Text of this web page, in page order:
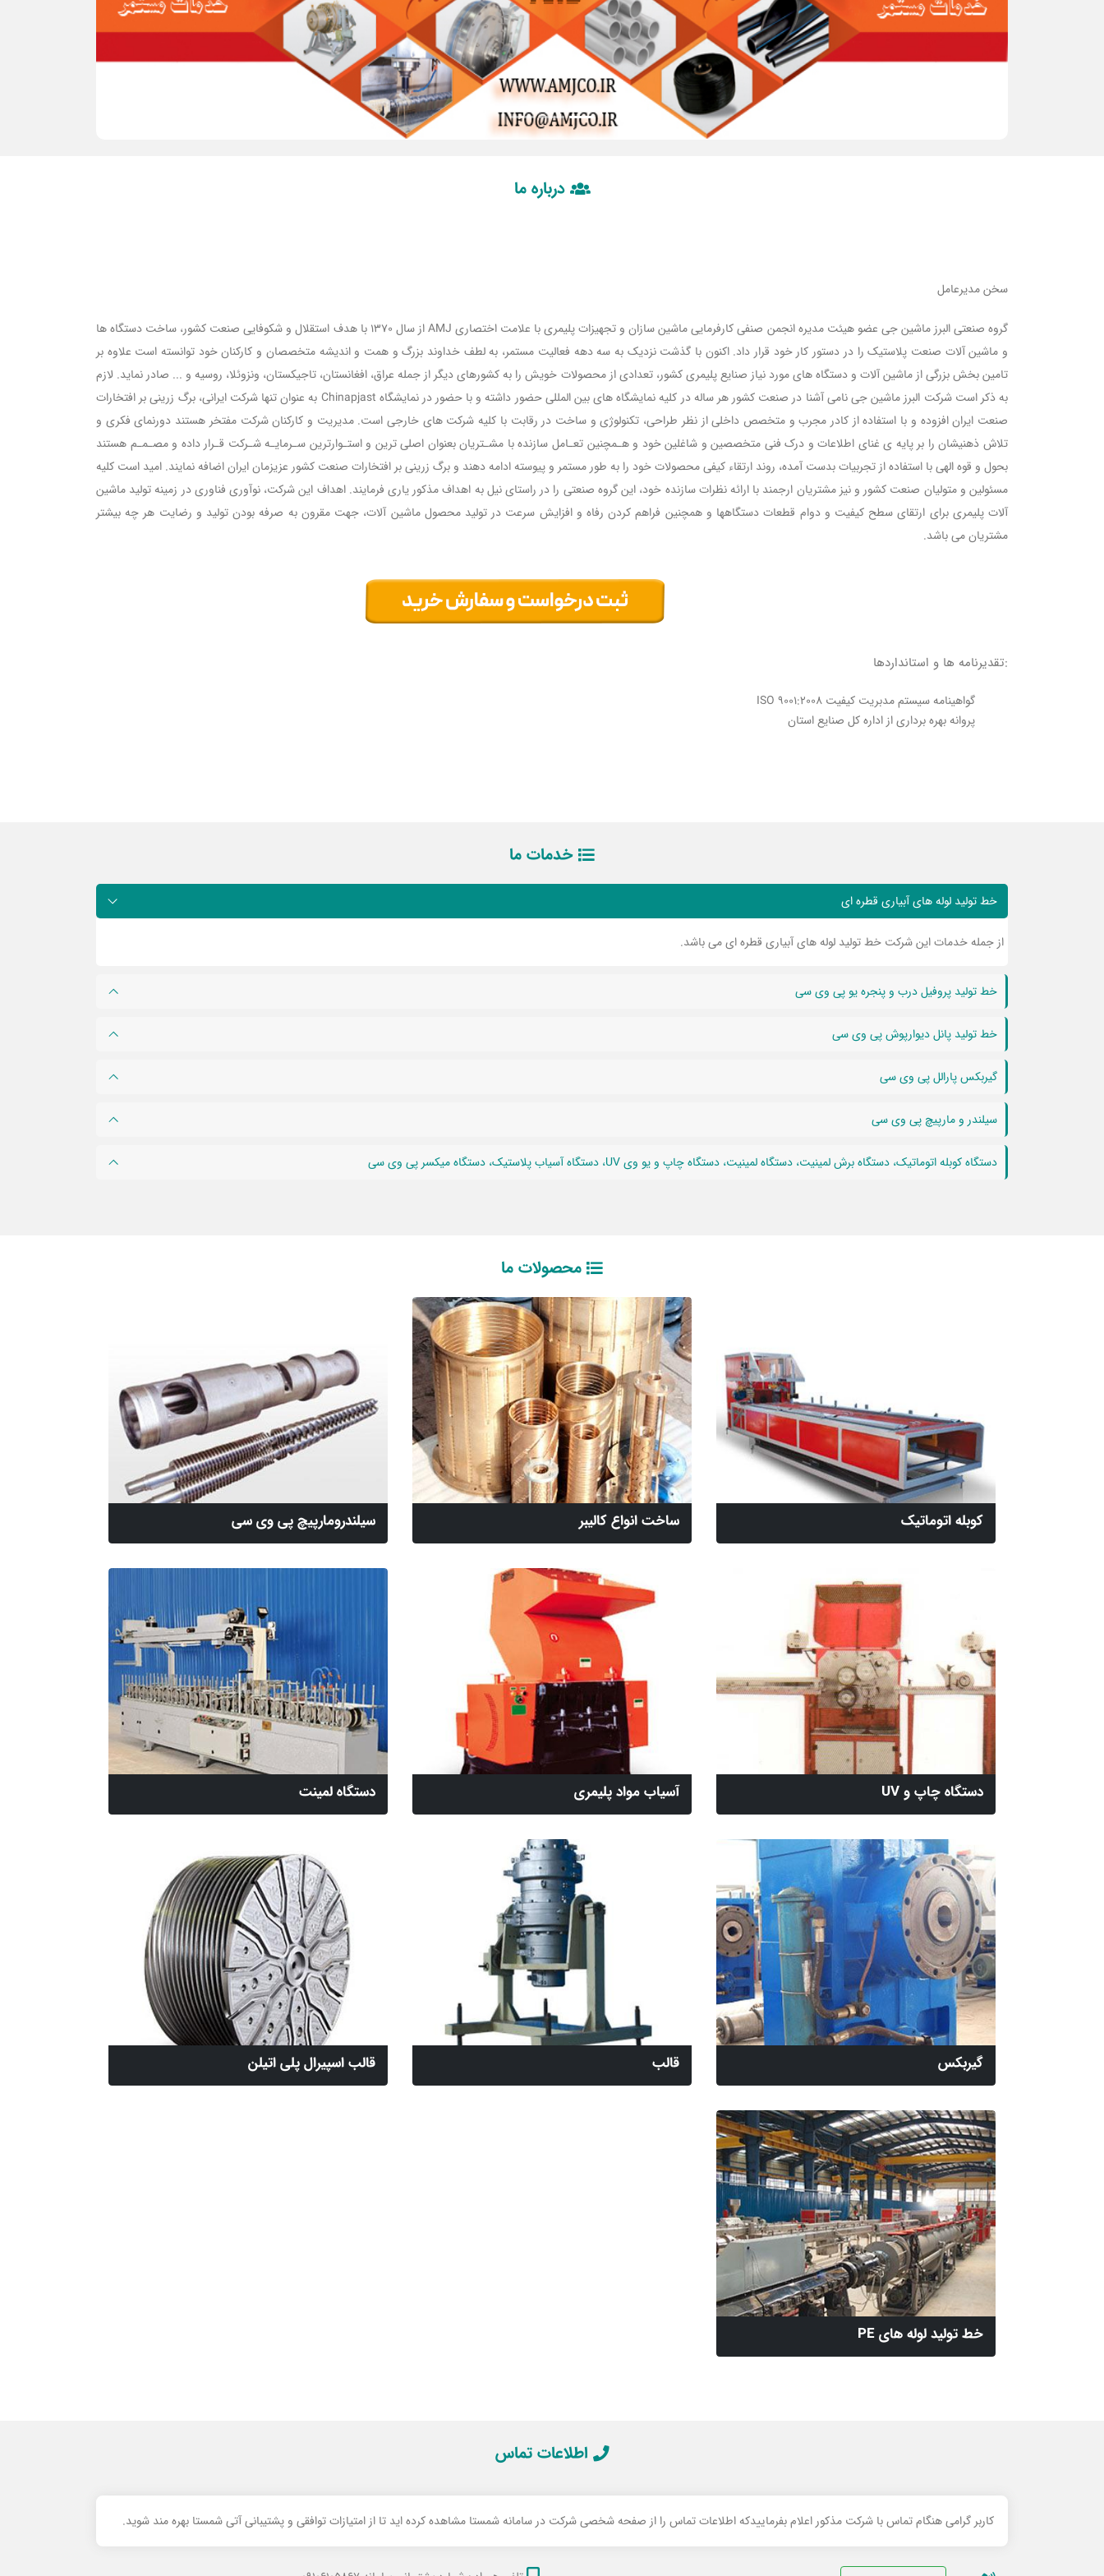
درباره ما
سخن مدیرعامل
گروه صنعتی البرز ماشین جی عضو هیئت مدیره انجمن صنفی کارفرمایی ماشین سازان و تجهیزات پلیمری با علامت اختصاری AMJ از سال 1370 با هدف استقلال و شکوفایی صنعت کشور، ساخت دستگاه ها
و ماشین آلات صنعت پلاستیک را در دستور کار خود قرار داد. اکنون با گذشت نزدیک به سه دهه فعالیت مستمر، به لطف خداوند بزرگ و همت و اندیشه متخصصان و کارکنان خود توانسته است علاوه بر
تامین بخش بزرگی از ماشین آلات و دستگاه های مورد نیاز صنایع پلیمری کشور، تعدادی از محصولات خویش را به کشورهای دیگر از جمله عراق،‌ افغانستان، تاجیکستان،‌ ونزوئلا، روسیه و ... صادر نماید. لازم
به ذکر است شرکت البرز ماشین جی نامی آشنا در صنعت کشور هر ساله در کلیه نمایشگاه های بین المللی حضور داشته و با حضور در نمایشگاه Chinapjast به عنوان تنها شرکت ایرانی، برگ زرینی بر افتخارات
صنعت ایران افزوده و با استفاده از کادر مجرب و متخصص داخلی از نظر طراحی، تکنولوژی و ساخت در رقابت با کلیه شرکت های خارجی است. مدیریت و کارکنان شرکت مفتخر هستند دورنمای فکری و
تلاش ذهنیشان را بر پایه ی غنای اطلاعات و درک فنی متخصصین و شاغلین خود و هـمچنین تعـامل سازنده با مشـتریان بعنوان اصلی ترین و استـوارترین سـرمایـه شـرکت قـرار داده و مصـمـم هستند
بحول و قوه الهی با استفاده از تجربیات بدست آمده، روند ارتقاء کیفی محصولات خود را به طور مستمر و پیوسته ادامه دهند و برگ زرینی بر افتخارات صنعت کشور عزیزمان ایران اضافه نمایند. امید است کلیه
مسئولین و متولیان صنعت کشور و نیز مشتریان ارجمند با ارائه نظرات سازنده خود، این گروه صنعتی را در راستای نیل به اهداف مذکور یاری فرمایند. اهداف این شرکت، نوآوری فناوری در زمینه تولید ماشین
آلات پلیمری برای ارتقای سطح کیفیت و دوام قطعات دستگاهها و همچنین فراهم کردن رفاه و افزایش سرعت در تولید محصول ماشین آلات، جهت مقرون به صرفه بودن تولید و رضایت هر چه بیشتر
مشتریان می باشد.
:تقدیرنامه ها و استانداردها
گواهینامه سیستم مدبریت کیفیت ISO 9001:2008
پروانه بهره برداری از اداره کل صنایع استان
خدمات ما
خط تولید لوله های آبیاری قطره ای
از جمله خدمات این شرکت خط تولید لوله های آبیاری قطره ای می باشد.
خط تولید پروفیل درب و پنجره یو پی وی سی
خط تولید پانل دیوارپوش پی وی سی
گیربکس پارالل پی وی سی
سیلندر و مارپیچ پی وی سی
دستگاه کوبله اتوماتیک، دستگاه برش لمینیت، دستگاه لمینیت، دستگاه چاپ و یو وی UV، دستگاه آسیاب پلاستیک، دستگاه میکسر پی وی سی
محصولات ما
کوبله اتوماتیک ساخت انواع کالیبر سیلندرومارپیچ پی وی سی
دستگاه چاپ و UV آسیاب مواد پلیمری دستگاه لمینت
گیربکس قالب قالب اسپیرال پلی اتیلن
خط تولید لوله های PE
اطلاعات تماس
کاربر گرامی هنگام تماس با شرکت مذکور اعلام بفرماییدکه اطلاعات تماس را از صفحه شخصی شرکت در سامانه شمستا مشاهده کرده اید تا از امتیازات توافقی و پشتیبانی آتی شمستا بهره مند شوید.